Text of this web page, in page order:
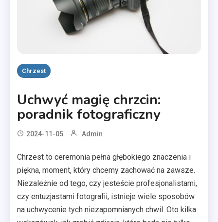
Chrzest
Uchwyć magię chrzcin:
poradnik fotograficzny
2024-11-05 Admin
Chrzest to ceremonia pełna głębokiego znaczenia i
piękna, moment, który chcemy zachować na zawsze.
Niezależnie od tego, czy jesteście profesjonalistami,
czy entuzjastami fotografii, istnieje wiele sposobów
na uchwycenie tych niezapomnianych chwil. Oto kilka